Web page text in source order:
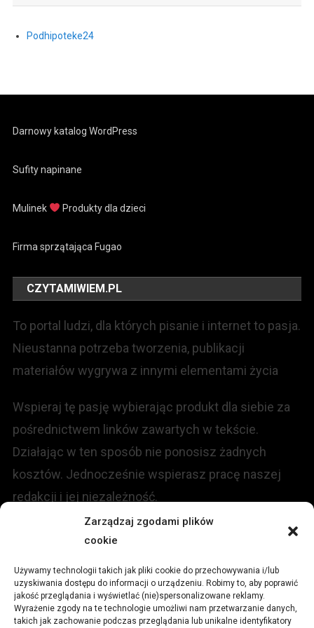
Zarządzaj zgodami plików
cookie
Używamy technologii takich jak pliki cookie do przechowywania i/lub
uzyskiwania dostępu do informacji o urządzeniu. Robimy to, aby poprawić
jakość przeglądania i wyświetlać (nie)spersonalizowane reklamy.
Wyrażenie zgody na te technologie umożliwi nam przetwarzanie danych,
takich jak zachowanie podczas przeglądania lub unikalne identyfikatory
Podhipoteke24
Darnowy katalog WordPress
Sufity napinane
Mulinek Produkty dla dzieci
Firma sprzątająca Fugao
CZYTAMIWIEM.PL
To portal ludzi, dla których pisanie i internet to pasja.
Nieustanna potrzeba tworzenia, publikacji
materiałów wygrywa z innymi elementami życia
Wspieraj tę pasję wybierając produkt dla siebie za
pośrednictwem linków zawartych w tekście.
Działając w ten sposób nie ponosisz żadnych
kosztów. Jednocześnie wspierasz pracę naszej
redakcji i jej niezależność.
Redakcja portalu:
ul.Stara 13, 42-600 Tarnowskie Góry